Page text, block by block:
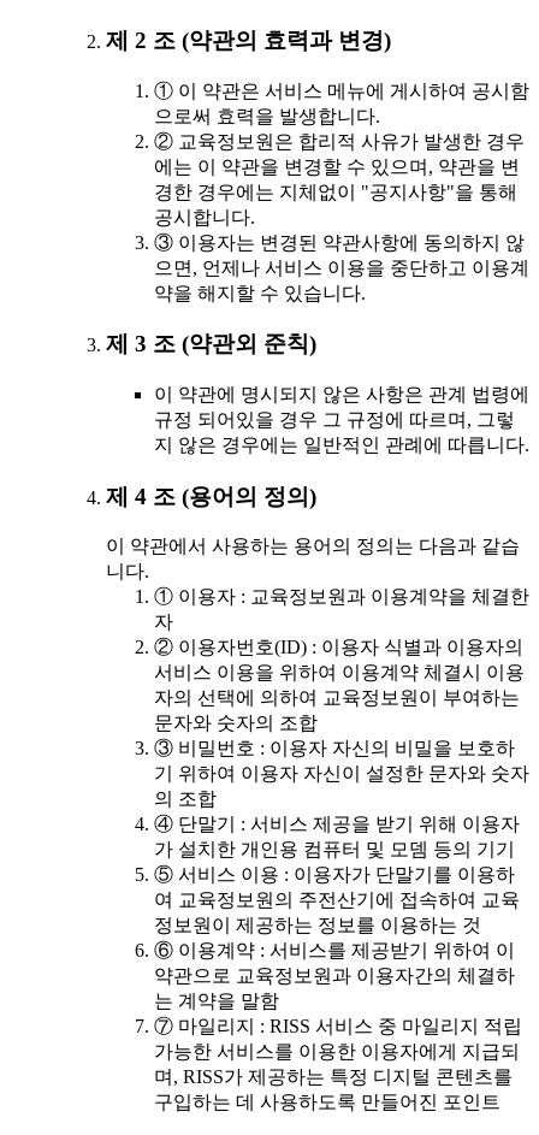
제 2 조 (약관의 효력과 변경)
① 이 약관은 서비스 메뉴에 게시하여 공시함
으로써 효력을 발생합니다.
② 교육정보원은 합리적 사유가 발생한 경우
에는 이 약관을 변경할 수 있으며, 약관을 변
경한 경우에는 지체없이 "공지사항"을 통해
공시합니다.
③ 이용자는 변경된 약관사항에 동의하지 않
으면, 언제나 서비스 이용을 중단하고 이용계
약을 해지할 수 있습니다.
제 3 조 (약관외 준칙)
이 약관에 명시되지 않은 사항은 관계 법령에
규정 되어있을 경우 그 규정에 따르며, 그렇
지 않은 경우에는 일반적인 관례에 따릅니다.
제 4 조 (용어의 정의)
이 약관에서 사용하는 용어의 정의는 다음과 같습
니다.
① 이용자 : 교육정보원과 이용계약을 체결한
자
② 이용자번호(ID) : 이용자 식별과 이용자의
서비스 이용을 위하여 이용계약 체결시 이용
자의 선택에 의하여 교육정보원이 부여하는
문자와 숫자의 조합
③ 비밀번호 : 이용자 자신의 비밀을 보호하
기 위하여 이용자 자신이 설정한 문자와 숫자
의 조합
④ 단말기 : 서비스 제공을 받기 위해 이용자
가 설치한 개인용 컴퓨터 및 모뎀 등의 기기
⑤ 서비스 이용 : 이용자가 단말기를 이용하
여 교육정보원의 주전산기에 접속하여 교육
정보원이 제공하는 정보를 이용하는 것
⑥ 이용계약 : 서비스를 제공받기 위하여 이
약관으로 교육정보원과 이용자간의 체결하
는 계약을 말함
⑦ 마일리지 : RISS 서비스 중 마일리지 적립
가능한 서비스를 이용한 이용자에게 지급되
며, RISS가 제공하는 특정 디지털 콘텐츠를
구입하는 데 사용하도록 만들어진 포인트